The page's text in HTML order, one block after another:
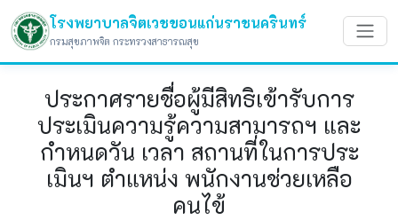
โรงพยาบาลจิตเวชขอนแก่นราชนครินทร์
กรมสุขภาพจิต กระทรวงสาธารณสุข
ประกาศรายชื่อผู้มีสิทธิเข้ารับการ
ประเมินความรู้ความสามารถฯ และ
กำหนดวัน เวลา สถานที่ในการประ
เมินฯ ตำแหน่ง พนักงานช่วยเหลือ
คนไข้